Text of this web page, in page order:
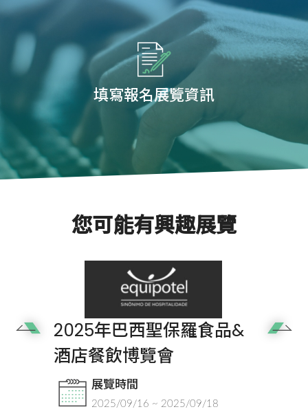
填寫報名展覽資訊
您可能有興趣展覽
2025年巴西聖保羅食品&
酒店餐飲博覽會
展覽時間
2025/09/16 ~ 2025/09/18
Next